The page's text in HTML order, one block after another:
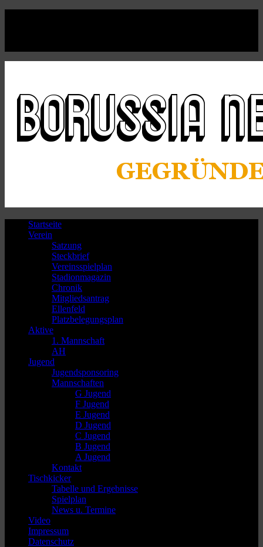
Startseite
Verein
Satzung
Steckbrief
Vereinsspielplan
Stadionmagazin
Chronik
Mitgliedsantrag
Ellenfeld
Platzbelegungsplan
Aktive
1. Mannschaft
AH
Jugend
Jugendsponsoring
Mannschaften
G Jugend
F Jugend
E Jugend
D Jugend
C Jugend
B Jugend
A Jugend
Kontakt
Tischkicker
Tabelle und Ergebnisse
Spielplan
News u. Termine
Video
Impressum
Datenschutz